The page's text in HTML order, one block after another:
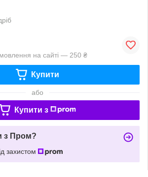
на сайті — 250 ₴
Купити
або
Купити з
з Пром?
захистом